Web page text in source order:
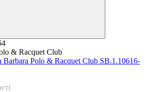
& Racquet Club
Barbara Polo & Racquet Club SB.1.10616-